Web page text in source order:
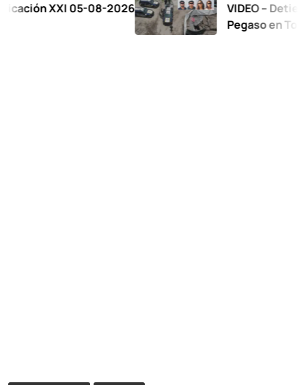
05-08-2026
VIDEO – Detienen a 17
Pegaso en Toluca